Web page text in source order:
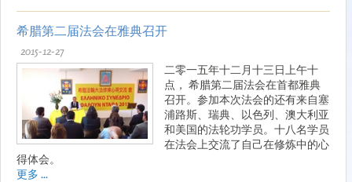
希腊第二届法会在雅典召开
2015-12-27
二零一五年十二月十三日上午十
点， 希腊第二届法会在首都雅典
召开。参加本次法会的还有来自塞
浦路斯、瑞典、以色列、澳大利亚
和美国的法轮功学员。十八名学员
在法会上交流了自己在修炼中的心
得体会。
更多 ...